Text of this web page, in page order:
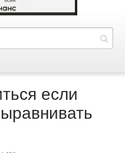
если